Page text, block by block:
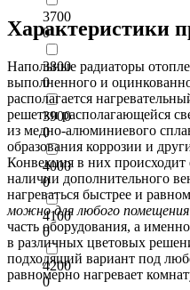
3700
0
3800
0
3900
0
4000
0
4100
0
4200
0
Характеристики
Напольные радиаторы
выполненного и
располагается
решетки располагающейся
из медно-алюминиевого
образования коррозии и
Конвекция в них
наличии дополнительного
нагреваться быстрее и
можно для любого
часть оборудования, а
в различных цветовых
подходящий вариант под
равномерно нагревает